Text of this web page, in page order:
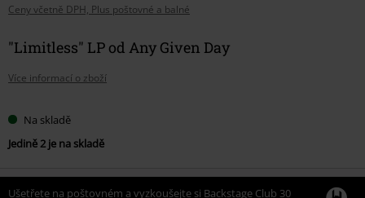
Ceny včetně DPH, Plus poštovné a balné
"Limitless" LP od Any Given Day
Více informací o zboží
Na skladě
Jedině 2 je na skladě
Ušetřete na poštovném a vyzkoušejte si Backstage Club 30